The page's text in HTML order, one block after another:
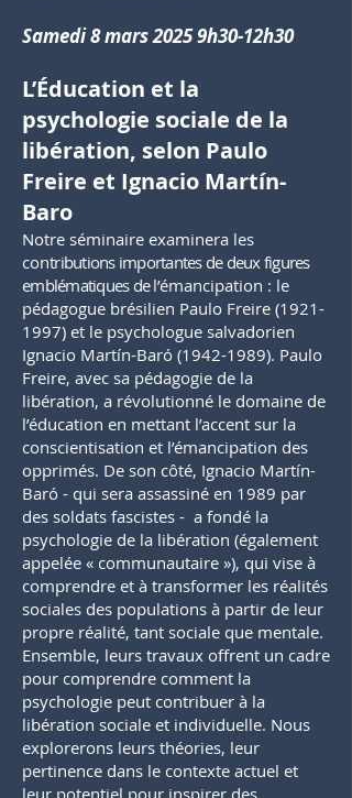
Samedi 8 mars 2025 9h30-12h30
L’Éducation et la
psychologie sociale de la
libération, selon Paulo
Freire et Ignacio Martín-
Baro
Notre séminaire examinera les
contributions importantes de deux figures
emblématiques del’émancipation : le
pédagogue brésilien Paulo Freire (1921-
1997) et le psychologue salvadorien
Ignacio Martín-Baró (1942-1989). Paulo
Freire, avec sa pédagogie de la
libération, a révolutionné le domaine de
l’éducation en mettant l’accent sur la
conscientisation et l’émancipation des
opprimés. De son côté, Ignacio Martín-
Baró - qui sera assassiné en 1989 par
des soldats fascistes - a fondé la
psychologie de la libération (également
appelée « communautaire »), qui vise à
comprendre et à transformer les réalités
sociales des populations à partir de leur
propre réalité, tant sociale que mentale.
Ensemble, leurs travaux offrent un cadre
pour comprendre comment la
psychologie peut contribuer à la
libération sociale et individuelle. Nous
explorerons leurs théories, leur
pertinence dans le contexte actuel et
leur potentiel pour inspirer des